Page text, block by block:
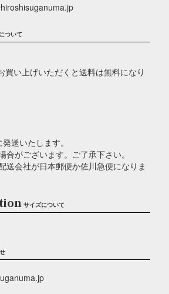
ついて
買い上げいただくと送料は無料になり
送いたします。
合がございます。ご了承下さい。
送会社が日本郵便か佐川急便になりま
サイズについて